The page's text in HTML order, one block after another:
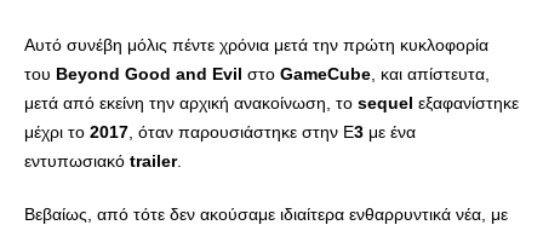
Αυτό συνέβη μόλις πέντε χρόνια μετά την πρώτη κυκλοφορία
του Beyond Good and Evil στο GameCube , και απίστευτα,
μετά από εκείνη την αρχική ανακοίνωση, το sequel εξαφανίστηκε
μέχρι το 2017 , όταν παρουσιάστηκε στην E3 με ένα
εντυπωσιακό trailer.
Βεβαίως, από τότε δεν ακούσαμε ιδιαίτερα ενθαρρυντικά νέα, με